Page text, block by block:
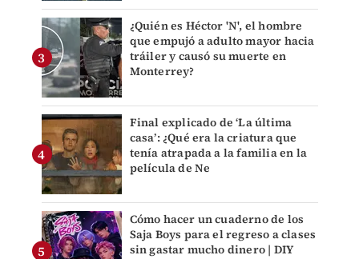
¿Quién es Héctor 'N', el hombre
que empujó a adulto mayor hacia
tráiler y causó su muerte en
Monterrey?
Final explicado de ‘La última
casa’: ¿Qué era la criatura que
tenía atrapada a la familia en la
película de Ne
Cómo hacer un cuaderno de los
Saja Boys para el regreso a clases
sin gastar mucho dinero | DIY